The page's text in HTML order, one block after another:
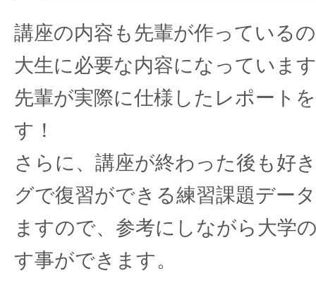
講座の内容も先輩が作っている
大生に必要な内容になっていま
先輩が実際に仕様したレポート
す！
さらに、講座が終わった後も好
グで復習ができる練習課題デー
ますので、参考にしながら大学
す事ができます。